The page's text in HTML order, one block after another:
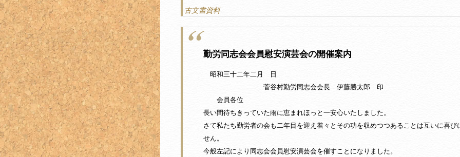
古文書資料
勤労同志会会員慰安演芸会の開催案内
昭和三十二年二月 日
菅谷村勤労同志会会長 伊藤勝太郎 印
会員各位
長い間待ちきっていた雨に恵まれほっと一安心いたしました。
さて私たち勤労者の会も二年目を迎え着々とその功を収めつつあることは互いに喜び
せん。
今般左記により同志会会員慰安演芸会を催すことになりました。